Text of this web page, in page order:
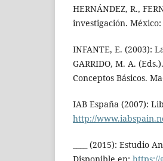
HERNÁNDEZ, R.,
investigación.
INFANTE, E. (2003):
GARRIDO, M. A.
Conceptos Básicos.
IAB España (2007):
http://
____ (2015): Estudio